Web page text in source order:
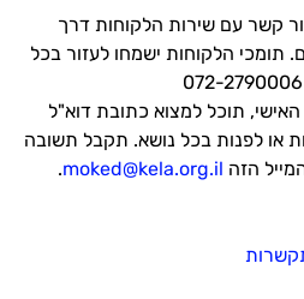
קשר עם שירות הלקוחות דרך
תומכי הלקוחות ישמחו לעזור בכל
האישי, תוכל למצוא כתובת דוא"ל
או לפנות בכל נושא. תקבל תשובה
הזה moked@kela.org.il
.